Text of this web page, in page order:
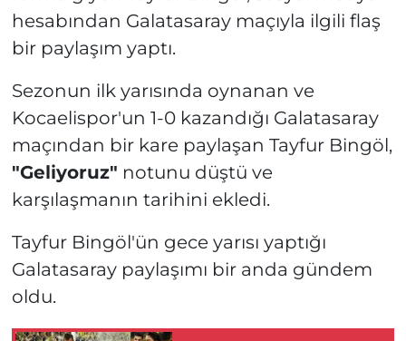
hesabından Galatasaray maçıyla ilgili flaş
bir paylaşım yaptı.
Sezonun ilk yarısında oynanan ve
Kocaelispor'un 1-0 kazandığı Galatasaray
maçından bir kare paylaşan Tayfur Bingöl,
"Geliyoruz" notunu düştü ve
karşılaşmanın tarihini ekledi.
Tayfur Bingöl'ün gece yarısı yaptığı
Galatasaray paylaşımı bir anda gündem
oldu.